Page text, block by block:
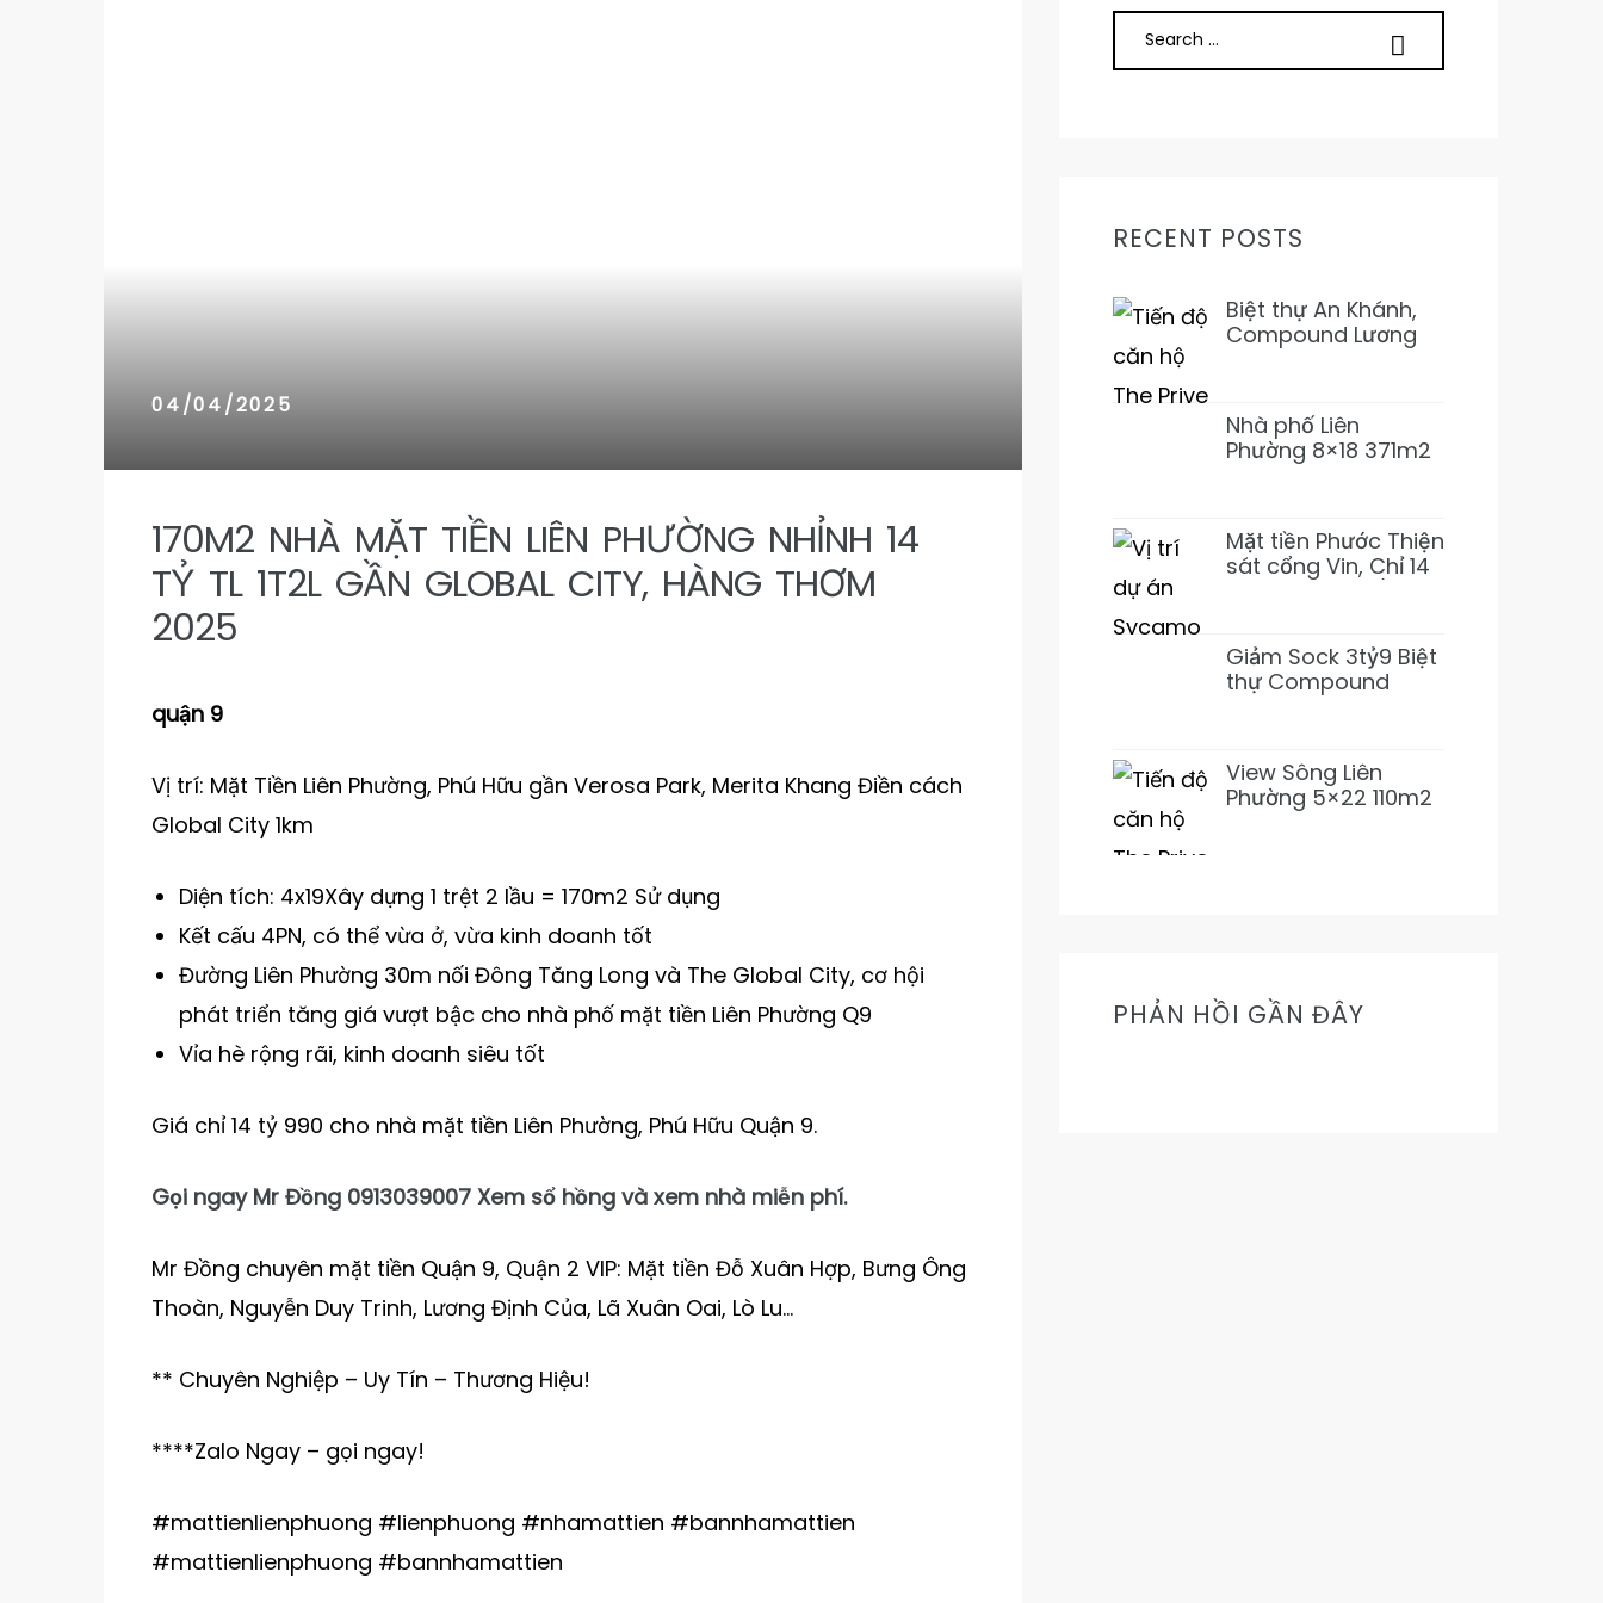
04/04/2025
170M2 NHÀ MẶT TIỀN LIÊN PHƯỜNG NHỈNH 14
TỶ TL 1T2L GẦN GLOBAL CITY, HÀNG THƠM
2025
quận 9
Vị trí: Mặt Tiền Liên Phường, Phú Hữu gần Verosa Park, Merita Khang Điền cách
Global City 1km
Diện tích: 4x19Xây dựng 1 trệt 2 lầu = 170m2 Sử dụng
Kết cấu 4PN, có thể vừa ở, vừa kinh doanh tốt
Đường Liên Phường 30m nối Đông Tăng Long và The Global City, cơ hội
phát triển tăng giá vượt bậc cho nhà phố mặt tiền Liên Phường Q9
Vỉa hè rộng rãi, kinh doanh siêu tốt
Giá chỉ 14 tỷ 990 cho nhà mặt tiền Liên Phường, Phú Hữu Quận 9.
Gọi ngay Mr Đồng 0913039007 Xem sổ hồng và xem nhà miễn phí.
Mr Đồng chuyên mặt tiền Quận 9, Quận 2 VIP: Mặt tiền Đỗ Xuân Hợp, Bưng Ông
Thoàn, Nguyễn Duy Trinh, Lương Định Của, Lã Xuân Oai, Lò Lu…
** Chuyên Nghiệp – Uy Tín – Thương Hiệu!
****Zalo Ngay – gọi ngay!
#mattienlienphuong #lienphuong #nhamattien #bannhamattien
#mattienlienphuong #bannhamattien
RECENT POSTS
Biệt thự An Khánh,
Compound Lương
4L 31T500 Đẹp ở
ngay
Nhà phố Liên
Phường 8×18 371m2
Full NT 18tỷ989
Mặt tiền Phước Thiện
sát cổng Vin, Chỉ 14
(Giảm 3 tỷ)
Giảm Sock 3tỷ9 Biệt
thự Compound
31tỷ500 (Thơm)
View Sông Liên
Phường 5×22 110m2
PHẢN HỒI GẦN ĐÂY